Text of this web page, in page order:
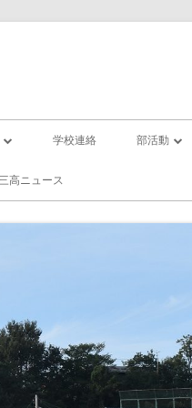
学校連絡 部活動
高ニュース